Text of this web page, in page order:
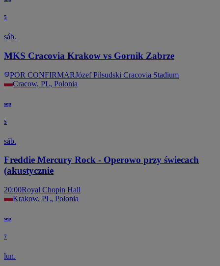
5
sáb.
MKS Cracovia Krakow vs Gornik Zabrze
POR CONFIRMARJózef Piłsudski Cracovia Stadium
Cracow, PL, Polonia
sep
5
sáb.
Freddie Mercury Rock - Operowo przy świecach
(akustycznie
20:00Royal Chopin Hall
Krakow, PL, Polonia
sep
7
lun.